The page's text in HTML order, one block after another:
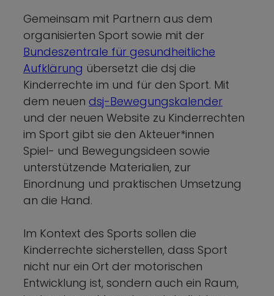
Gemeinsam mit Partnern aus dem
organisierten Sport sowie mit der
Bundeszentrale für gesundheitliche
Aufklärung übersetzt die dsj die
Kinderrechte im und für den Sport. Mit
dem neuen dsj-Bewegungskalender
und der neuen Website zu Kinderrechten
im Sport gibt sie den Akteuer*innen
Spiel- und Bewegungsideen sowie
unterstützende Materialien, zur
Einordnung und praktischen Umsetzung
an die Hand.
Im Kontext des Sports sollen die
Kinderrechte sicherstellen, dass Sport
nicht nur ein Ort der motorischen
Entwicklung ist, sondern auch ein Raum,